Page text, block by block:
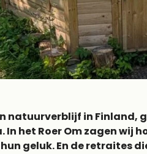
natuurverblijf in
het Roer Om zagen wij
geluk. En de retraites